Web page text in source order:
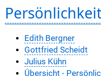
Edith Bergner
Gottfried Scheidt
Julius Kühn
Übersicht -